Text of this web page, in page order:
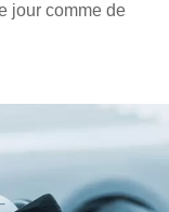
jour comme de